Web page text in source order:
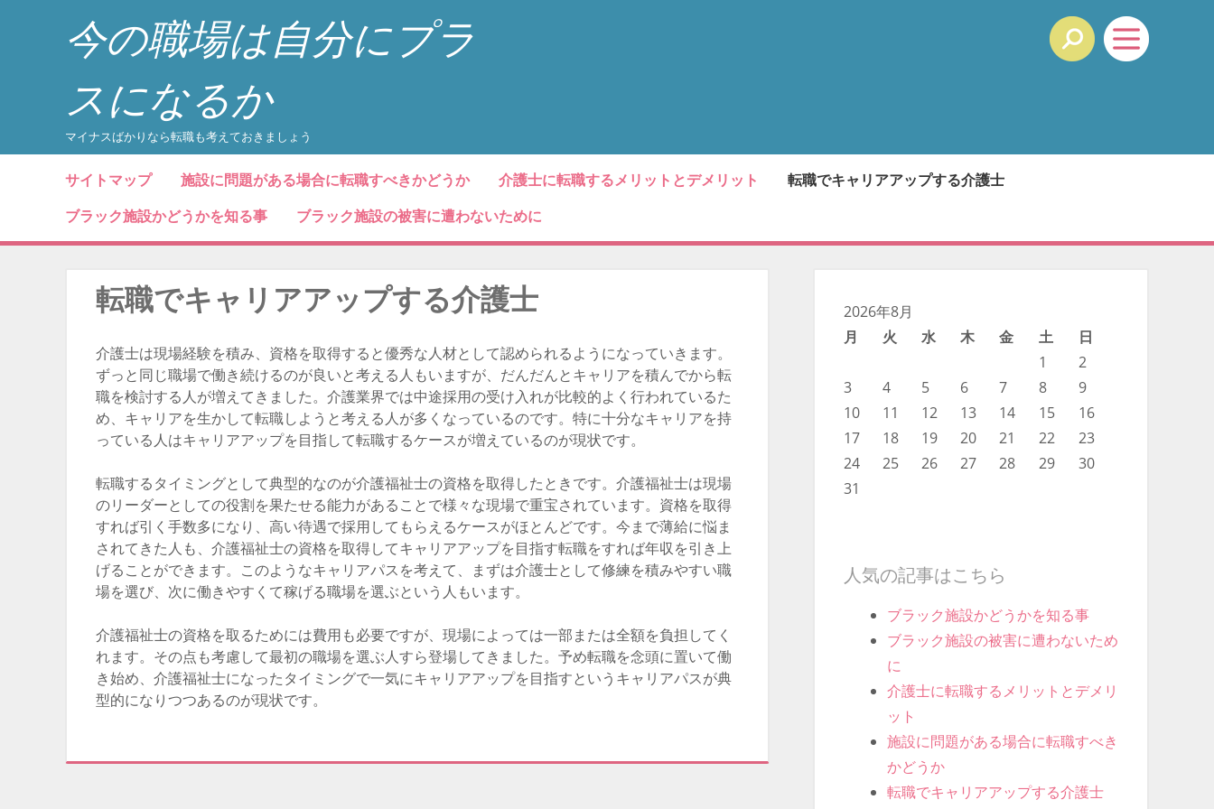
今の職場は自分にプラ
スになるか
マイナスばかりなら転職も考えておきましょう
メニュー
コンテンツへスキップ
サイトマップ 施設に問題がある場合に転職すべきかどうか 介護士に転職するメリットとデメリット
転職でキャリアアップする介護士
ブラック施設かどうかを知る事
ブラック施設の被害に遭わないために
転職でキャリアアップする介護士
介護士は現場経験を積み、資格を取得すると優秀な人材として認められるようになっていきます。
ずっと同じ職場で働き続けるのが良いと考える人もいますが、だんだんとキャリアを積んでから転
職を検討する人が増えてきました。介護業界では中途採用の受け入れが比較的よく行われているた
め、キャリアを生かして転職しようと考える人が多くなっているのです。特に十分なキャリアを持
っている人はキャリアアップを目指して転職するケースが増えているのが現状です。
転職するタイミングとして典型的なのが介護福祉士の資格を取得したときです。介護福祉士は現場
のリーダーとしての役割を果たせる能力があることで様々な現場で重宝されています。資格を取得
すれば引く手数多になり、高い待遇で採用してもらえるケースがほとんどです。今まで薄給に悩ま
されてきた人も、介護福祉士の資格を取得してキャリアアップを目指す転職をすれば年収を引き上
げることができます。このようなキャリアパスを考えて、まずは介護士として修練を積みやすい職
場を選び、次に働きやすくて稼げる職場を選ぶという人もいます。
介護福祉士の資格を取るためには費用も必要ですが、現場によっては一部または全額を負担してく
れます。その点も考慮して最初の職場を選ぶ人すら登場してきました。予め転職を念頭に置いて働
き始め、介護福祉士になったタイミングで一気にキャリアアップを目指すというキャリアパスが典
型的になりつつあるのが現状です。
2026年8月
月
火 水 木 金 土
日
1
2
3
4 5 6 7 8
9
10
11 12 13 14 15
16
17
18 19 20 21 22
23
24
25 26 27 28 29
30
31
人気の記事はこちら
ブラック施設かどうかを知る事
ブラック施設の被害に遭わないため
に
介護士に転職するメリットとデメリ
ット
施設に問題がある場合に転職すべき
かどうか
転職でキャリアアップする介護士